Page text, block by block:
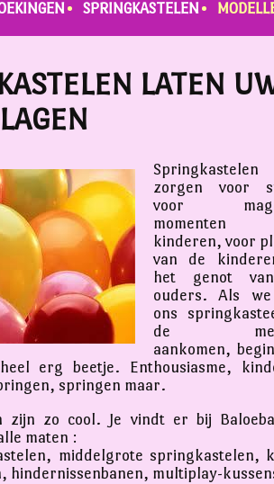
SPRINGKASTELEN
LATEN
Springkastelen
zorgen voor
voor
momenten
kinderen, voor
van de
het genot
ouders. Als
ons
de
aankomen,
erg beetje. Enthousiasme,
springen maar.
zijn zo cool. Je vindt er bij
maten :
middelgrote springkastelen,
hindernissenbanen, multiplay-